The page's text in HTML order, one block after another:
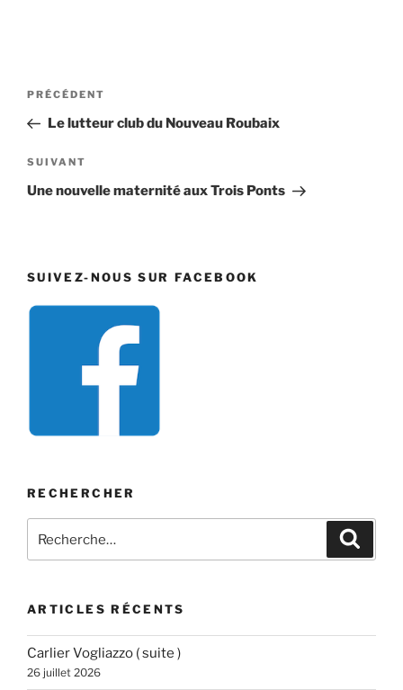
Navigation
l’article
Article
précédent
PRÉCÉDENT
Le lutteur club du Nouveau Roubaix
Article
suivant
SUIVANT
Une nouvelle maternité aux Trois Ponts
SUIVEZ-NOUS SUR FACEBOOK
RECHERCHER
pour
ARTICLES RÉCENTS
Carlier Vogliazzo ( suite )
26 juillet 2026